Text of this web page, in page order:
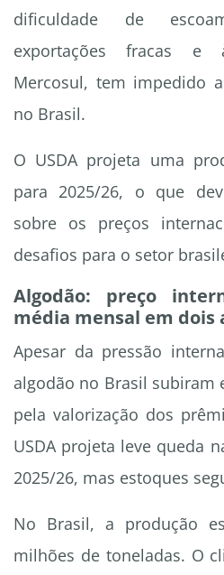
dificuldade de
exportações fracas e
Mercosul, tem impedido
no Brasil.
O USDA projeta uma
para 2025/26, o que
sobre os preços
desafios para o setor
Algodão: preço
média mensal em dois
Apesar da pressão
algodão no Brasil subiram
pela valorização dos
USDA projeta leve queda
2025/26, mas estoques
No Brasil, a produção
milhões de toneladas. O